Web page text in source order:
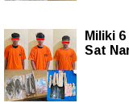
Miliki
Sat